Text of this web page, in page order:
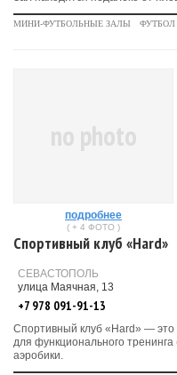
МИНИ-ФУТБОЛЬНЫЕ ЗАЛЫ ФУТБОЛ
no photo
подробнее
( + 4 ФОТО )
Спортивный клуб «Hard»
СЕВАСТОПОЛЬ
улица Маячная, 13
+7 978 091-91-13
Спортивный клуб «Hard» —
для функционального
аэробики.